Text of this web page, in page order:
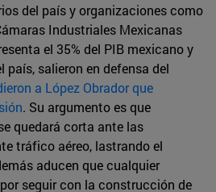
del país y organizaciones como
Industriales Mexicanas
el 35% del PIB mexicano y
país, salieron en defensa del
a López Obrador que
. Su argumento es que
quedará corta ante las
tráfico aéreo, lastrando el
aducen que cualquier
seguir con la construcción de